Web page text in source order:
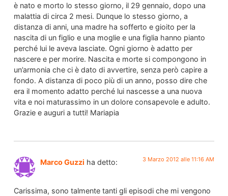
è nato e morto lo stesso giorno, il 29 gennaio, dopo una
malattia di circa 2 mesi. Dunque lo stesso giorno, a
distanza di anni, una madre ha sofferto e gioito per la
nascita di un figlio e una moglie e una figlia hanno pianto
perché lui le aveva lasciate. Ogni giorno è adatto per
nascere e per morire. Nascita e morte si compongono in
un’armonia che ci è dato di avvertire, senza però capire a
fondo. A distanza di poco più di un anno, posso dire che
era il momento adatto perché lui nascesse a una nuova
vita e noi maturassimo in un dolore consapevole e adulto.
Grazie e auguri a tutti! Mariapia
Marco Guzzi ha detto: 3 Marzo 2012 alle 11:16 AM
Carissima, sono talmente tanti gli episodi che mi vengono